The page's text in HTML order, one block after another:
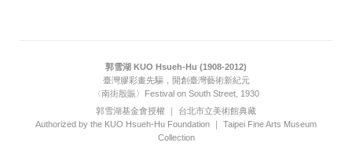
郭雪湖 KUO Hsueh-Hu (1908-2012)
臺灣膠彩畫先驅，開創臺灣藝術新紀元
〈南街殷賑〉Festival on South Street, 1930
郭雪湖基金會授權 ｜ 台北市立美術館典藏
Authorized by the KUO Hsueh-Hu Foundation ｜ Taipei Fine Arts Museum
Collection